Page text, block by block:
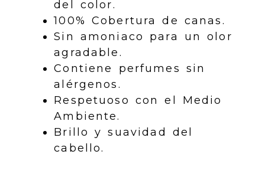
del color.
100% Cobertura de canas.
Sin amoniaco para un olor
agradable.
Contiene perfumes sin
alérgenos.
Respetuoso con el Medio
Ambiente.
Brillo y suavidad del
cabello.